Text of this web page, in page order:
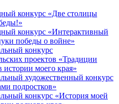
конкурс «Две столицы
конкурс «Интерактивный
победы о войне»
конкурс
проектов «Традиции
истории моего края»
художественный конкурс
подростков»
конкурс «История моей